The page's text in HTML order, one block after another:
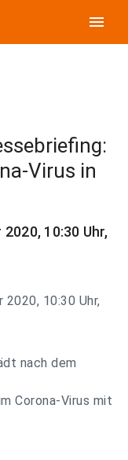
menu
Virus in
10:30 Uhr,
10:30 Uhr,
nach dem
Corona-Virus mit